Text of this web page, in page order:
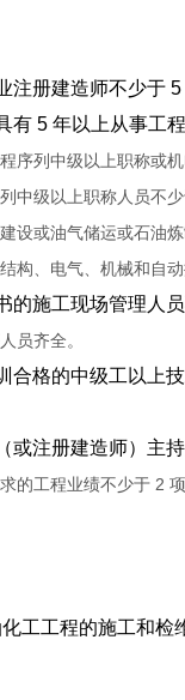
注册建造师不少于 5
有 5 年以上从事工
序列中级以上职称或
中级以上职称人员不
设或油气储运或石油
构、电气、机械和自动
的施工现场管理人
员齐全。
合格的中级工以上
或注册建造师）主
的工程业绩不少于 2 项
工工程的施工和检